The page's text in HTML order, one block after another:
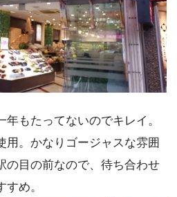
もたってないのでキレイ。
用。かなりゴージャスな雰囲
の目の前なので、待ち合わせ
め。